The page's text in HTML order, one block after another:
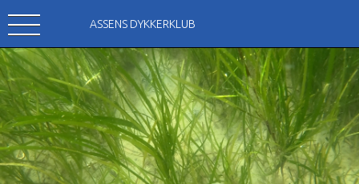
ASSENS DYKKERKLUB